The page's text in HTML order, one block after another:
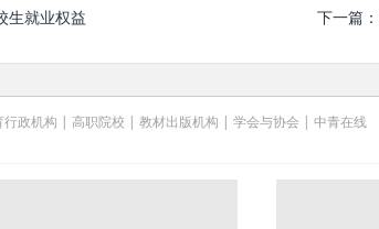
生就业权益 下一篇：
行政机构 | 高职院校 | 教材出版机构 | 学会与协会 | 中青在线